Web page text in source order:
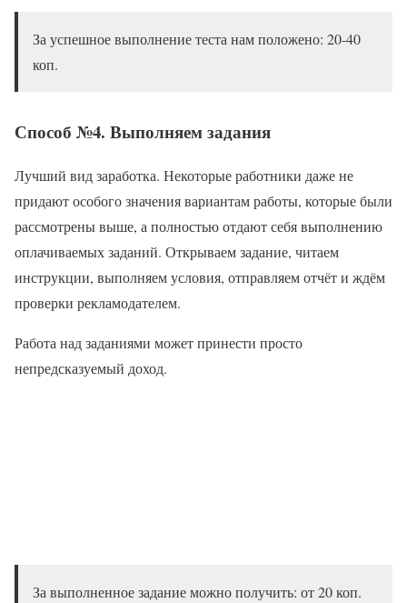
За успешное выполнение теста нам положено: 20-40
коп.
Способ №4. Выполняем задания
Лучший вид заработка. Некоторые работники даже не
придают особого значения вариантам работы, которые были
рассмотрены выше, а полностью отдают себя выполнению
оплачиваемых заданий. Открываем задание, читаем
инструкции, выполняем условия, отправляем отчёт и ждём
проверки рекламодателем.
Работа над заданиями может принести просто
непредсказуемый доход.
За выполненное задание можно получить: от 20 коп.